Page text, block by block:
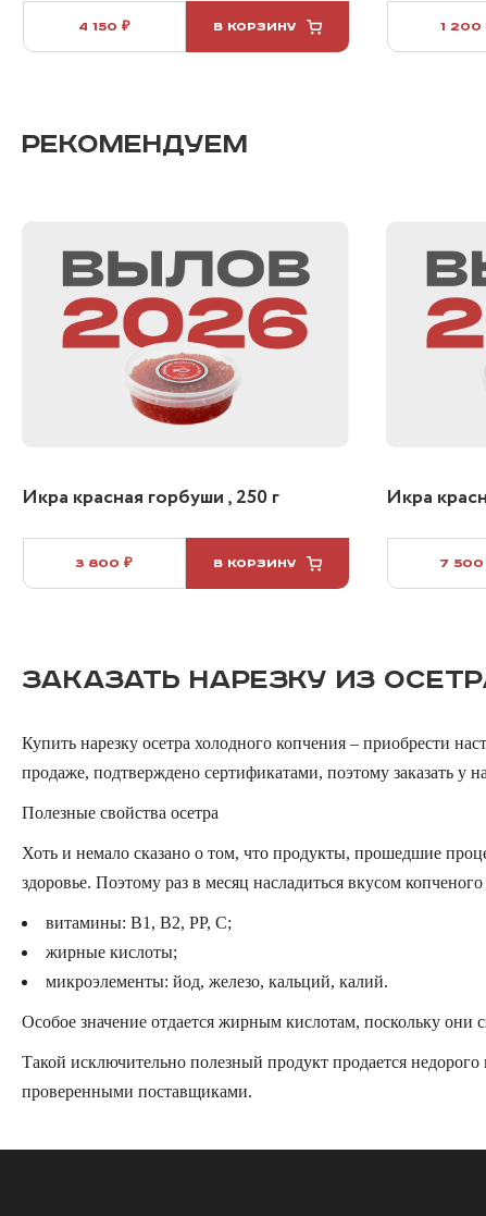
4 150 ₽ В КОРЗИНУ 1 200
РЕКОМЕНДУЕМ
Икра красная горбуши , 250 г
3 800 ₽ В КОРЗИНУ
Икра
7 500
ЗАКАЗАТЬ НАРЕЗКУ ИЗ
Купить нарезку осетра холодного копчения – приобрести
продаже, подтверждено сертификатами, поэтому заказать у
Полезные свойства осетра
Хоть и немало сказано о том, что продукты, прошедшие
здоровье. Поэтому раз в месяц насладиться вкусом
витамины: В1, В2, РР, С;
жирные кислоты;
микроэлементы: йод, железо, кальций, калий.
Особое значение отдается жирным кислотам, поскольку
Такой исключительно полезный продукт продается
проверенными поставщиками.